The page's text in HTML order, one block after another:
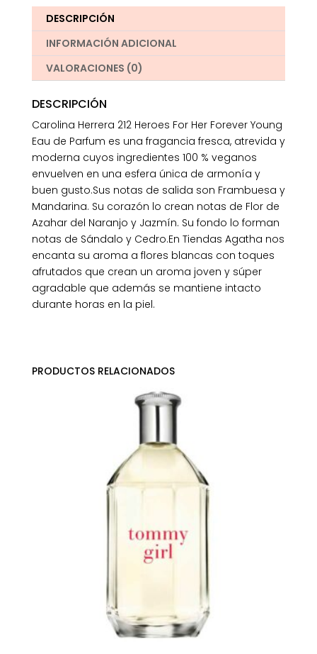
Parfum
cantidad
DESCRIPCIÓN
INFORMACIÓN ADICIONAL
VALORACIONES (0)
DESCRIPCIÓN
Carolina Herrera 212 Heroes For Her Forever Young
Eau de Parfum es una fragancia fresca, atrevida y
moderna cuyos ingredientes 100 % veganos
envuelven en una esfera única de armonía y
buen gusto.Sus notas de salida son Frambuesa y
Mandarina. Su corazón lo crean notas de Flor de
Azahar del Naranjo y Jazmín. Su fondo lo forman
notas de Sándalo y Cedro.En Tiendas Agatha nos
encanta su aroma a flores blancas con toques
afrutados que crean un aroma joven y súper
agradable que además se mantiene intacto
durante horas en la piel.
PRODUCTOS RELACIONADOS